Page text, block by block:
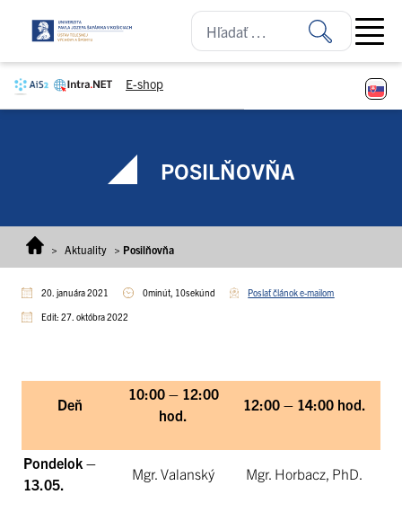
E-shop
Open
POSILŇOVŇA
> Aktuality > Posilňovňa
20. januára 2021 0minút, 10sekúnd Poslať článok e-mailom
Edit: 27. októbra 2022
Deň
10:00 – 12:00
hod.
12:00 – 14:00 hod.
Pondelok –
13.05.
Mgr. Valanský Mgr. Horbacz, PhD.